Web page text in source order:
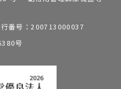
番号：200713000037
号